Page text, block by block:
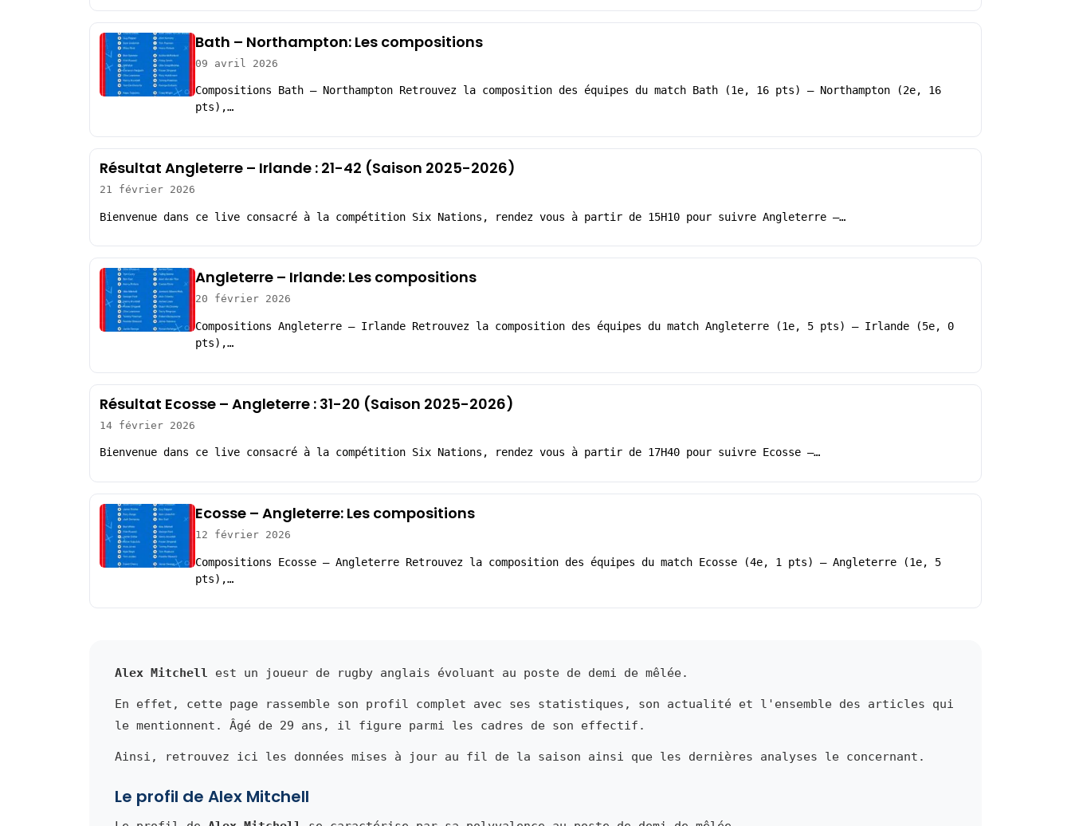
Bath – Northampton: Les compositions
09 avril 2026
Compositions Bath – Northampton Retrouvez la composition des équipes du match Bath (1e, 16 pts) – Northampton (2e, 16
pts),…
Résultat Angleterre – Irlande : 21-42 (Saison 2025-2026)
21 février 2026
Bienvenue dans ce live consacré à la compétition Six Nations, rendez vous à partir de 15H10 pour suivre Angleterre –…
Angleterre – Irlande: Les compositions
20 février 2026
Compositions Angleterre – Irlande Retrouvez la composition des équipes du match Angleterre (1e, 5 pts) – Irlande (5e, 0
pts),…
Résultat Ecosse – Angleterre : 31-20 (Saison 2025-2026)
14 février 2026
Bienvenue dans ce live consacré à la compétition Six Nations, rendez vous à partir de 17H40 pour suivre Ecosse –…
Ecosse – Angleterre: Les compositions
12 février 2026
Compositions Ecosse – Angleterre Retrouvez la composition des équipes du match Ecosse (4e, 1 pts) – Angleterre (1e, 5
pts),…
Alex Mitchell est un joueur de rugby anglais évoluant au poste de demi de mêlée.
En effet, cette page rassemble son profil complet avec ses statistiques, son actualité et l'ensemble des articles qui
le mentionnent. Âgé de 29 ans, il figure parmi les cadres de son effectif.
Ainsi, retrouvez ici les données mises à jour au fil de la saison ainsi que les dernières analyses le concernant.
Le profil de Alex Mitchell